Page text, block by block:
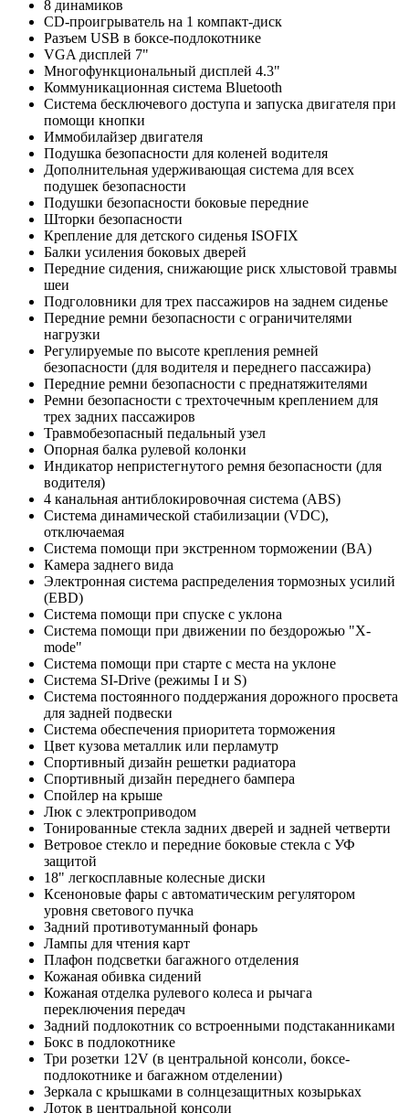
8 динамиков
CD-проигрыватель на 1 компакт-диск
Разъем USB в боксе-подлокотнике
VGA дисплей 7"
Многофункциональный дисплей 4.3"
Коммуникационная система Bluetooth
Система бесключевого доступа и запуска двигателя при
помощи кнопки
Иммобилайзер двигателя
Подушка безопасности для коленей водителя
Дополнительная удерживающая система для всех
подушек безопасности
Подушки безопасности боковые передние
Шторки безопасности
Крепление для детского сиденья ISOFIX
Балки усиления боковых дверей
Передние сидения, снижающие риск хлыстовой травмы
шеи
Подголовники для трех пассажиров на заднем сиденье
Передние ремни безопасности с ограничителями
нагрузки
Регулируемые по высоте крепления ремней
безопасности (для водителя и переднего пассажира)
Передние ремни безопасности с преднатяжителями
Ремни безопасности с трехточечным креплением для
трех задних пассажиров
Травмобезопасный педальный узел
Опорная балка рулевой колонки
Индикатор непристегнутого ремня безопасности (для
водителя)
4 канальная антиблокировочная система (ABS)
Система динамической стабилизации (VDC),
отключаемая
Система помощи при экстренном торможении (BA)
Камера заднего вида
Электронная система распределения тормозных усилий
(EBD)
Система помощи при спуске с уклона
Система помощи при движении по бездорожью "X-
mode"
Система помощи при старте с места на уклоне
Система SI-Drive (режимы I и S)
Система постоянного поддержания дорожного просвета
для задней подвески
Система обеспечения приоритета торможения
Цвет кузова металлик или перламутр
Спортивный дизайн решетки радиатора
Спортивный дизайн переднего бампера
Спойлер на крыше
Люк с электроприводом
Тонированные стекла задних дверей и задней четверти
Ветровое стекло и передние боковые стекла с УФ
защитой
18" легкосплавные колесные диски
Ксеноновые фары с автоматическим регулятором
уровня светового пучка
Задний противотуманный фонарь
Лампы для чтения карт
Плафон подсветки багажного отделения
Кожаная обивка сидений
Кожаная отделка рулевого колеса и рычага
переключения передач
Задний подлокотник со встроенными подстаканниками
Бокс в подлокотнике
Три розетки 12V (в центральной консоли, боксе-
подлокотнике и багажном отделении)
Зеркала с крышками в солнцезащитных козырьках
Лоток в центральной консоли